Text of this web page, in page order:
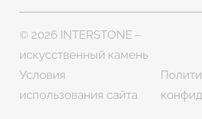
© 2026 INTERSTONE –
искусственный камень
Условия
использования сайта